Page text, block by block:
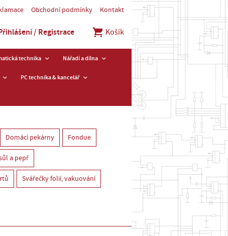
Obchodní podmínky Kontakt
Přihlášení / Registrace Košík
technika Nářadí a dílna
PC technika & kancelář
Domácí pekárny Fondue
a pepř
Svářečky folií, vakuování